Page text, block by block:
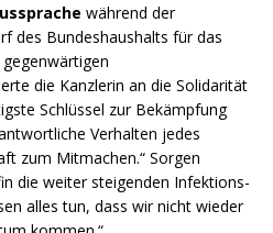
während der
des Bundeshaushalts für das
gegenwärtigen
die Kanzlerin an die Solidarität
Schlüssel zur Bekämpfung
Verhalten jedes
zum Mitmachen.“ Sorgen
die weiter steigenden Infektions-
alles tun, dass wir nicht wieder